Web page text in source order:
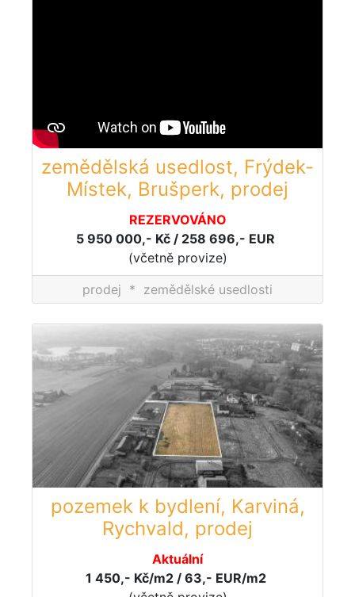
zemědělská usedlost, Frýdek-
Místek, Brušperk, prodej
REZERVOVÁNO
5 950 000,- Kč / 258 696,- EUR
(včetně provize)
prodej * zemědělské usedlosti
pozemek k bydlení, Karviná,
Rychvald, prodej
Aktuální
1 450,- Kč/m2 / 63,- EUR/m2